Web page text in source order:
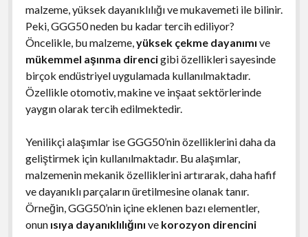
malzeme, yüksek dayanıklılığı ve mukavemeti ile bilinir.
Peki, GGG50 neden bu kadar tercih ediliyor?
Öncelikle, bu malzeme,yüksek çekme dayanımı ve
mükemmel aşınma direncigibi özellikleri sayesinde
birçok endüstriyel uygulamada kullanılmaktadır.
Özellikle otomotiv, makine ve inşaat sektörlerinde
yaygın olarak tercih edilmektedir.
Yenilikçi alaşımlar ise GGG50’nin özelliklerini daha da
geliştirmek için kullanılmaktadır. Bu alaşımlar,
malzemenin mekanik özelliklerini artırarak, daha hafif
ve dayanıklı parçaların üretilmesine olanak tanır.
Örneğin, GGG50’nin içine eklenen bazı elementler,
onun ısıya dayanıklılığını ve korozyon direncini